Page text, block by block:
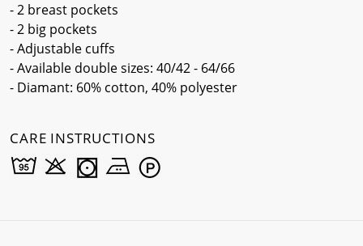
- 2 breast pockets
- 2 big pockets
- Adjustable cuffs
- Available double sizes: 40/42 - 64/66
- Diamant: 60% cotton, 40% polyester
CARE INSTRUCTIONS